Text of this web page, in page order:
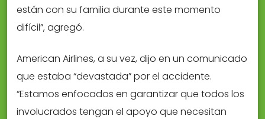
están con su familia durante este momento
difícil”, agregó.
American Airlines, a su vez, dijo en un comunicado
que estaba “devastada” por el accidente.
“Estamos enfocados en garantizar que todos los
involucrados tengan el apoyo que necesitan